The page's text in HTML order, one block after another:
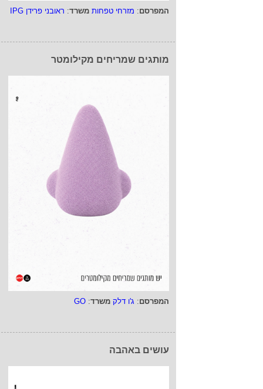
המפרסם: מזרחי טפחות משרד: ראובני פרידן IPG
מותגים שמריחים מקילומטר
המפרסם: ג'ו דלק משרד:
GO
עושים באהבה